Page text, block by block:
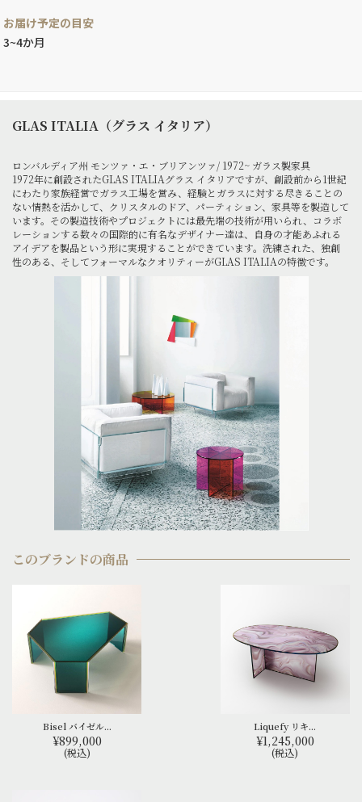
お届け予定の目安
3~4か月
GLAS ITALIA（グラス イタリア）
ロンバルディア州 モンツァ・エ・ブリアンツァ/ 1972~ ガラス製家具
1972年に創設されたGLAS ITALIAグラス イタリアですが、創設前から1世紀
にわたり家族経営でガラス工場を営み、経験とガラスに対する尽きることの
ない情熱を活かして、クリスタルのドア、パーティション、家具等を製造して
います。その製造技術やプロジェクトには最先端の技術が用いられ、コラボ
レーションする数々の国際的に有名なデザイナー達は、自身の才能あふれる
アイデアを製品という形に実現することができています。洗練された、独創
性のある、そしてフォーマルなクオリティーがGLAS ITALIAの特徴です。
このブランドの商品
Bisel バイゼル...
¥899,000
(税込)
Liquefy リキ...
¥1,245,000
(税込)